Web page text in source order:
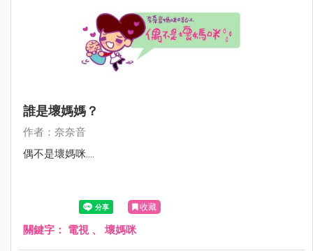
誰是壞媽媽？
作者：奈奈音
偶不是壞媽咪....
收藏
關鍵字： 電視 、 壞媽咪